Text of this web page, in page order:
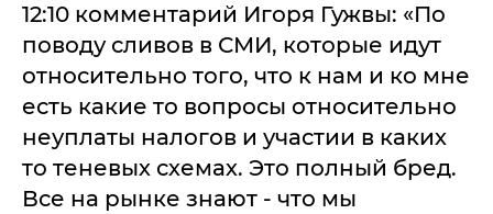
12:10 комментарий Игоря Гужвы: «По
поводу сливов в СМИ, которые идут
относительно того, что к нам и ко мне
есть какие то вопросы относительно
неуплаты налогов и участии в каких
то теневых схемах. Это полный бред.
Все на рынке знают - что мы